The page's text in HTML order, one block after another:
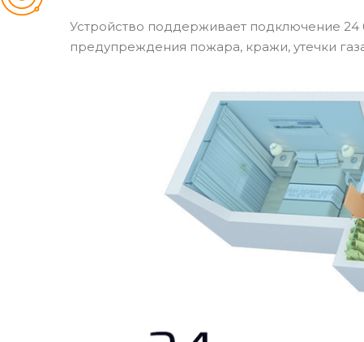
Устройство поддерживает подключение
предупреждения пожара, кражи, утечки